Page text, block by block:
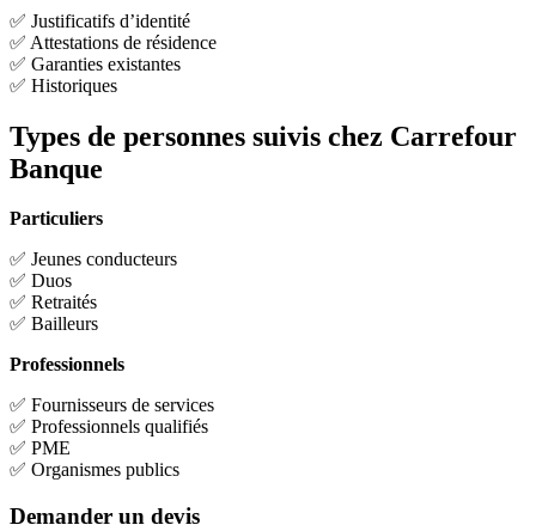
✅ Justificatifs d’identité
✅ Attestations de résidence
✅ Garanties existantes
✅ Historiques
Types de personnes suivis chez Carrefour
Banque
Particuliers
✅ Jeunes conducteurs
✅ Duos
✅ Retraités
✅ Bailleurs
Professionnels
✅ Fournisseurs de services
✅ Professionnels qualifiés
✅ PME
✅ Organismes publics
Demander un devis